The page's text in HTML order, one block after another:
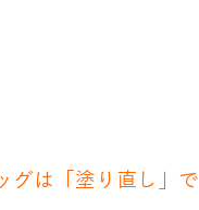
グは「塗り直し」で